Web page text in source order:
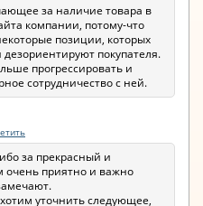
за наличие товара в
компании, потому-что
позиции, которых
покупателя.
прогрессировать и
сотрудничество с ней.
за прекрасный и
приятно и важно
уточнить следующее,